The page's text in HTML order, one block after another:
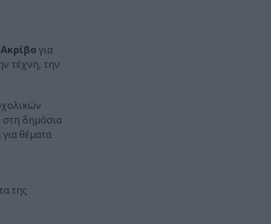
για
τέχνη, την
στη δημόσια
θέματα
της